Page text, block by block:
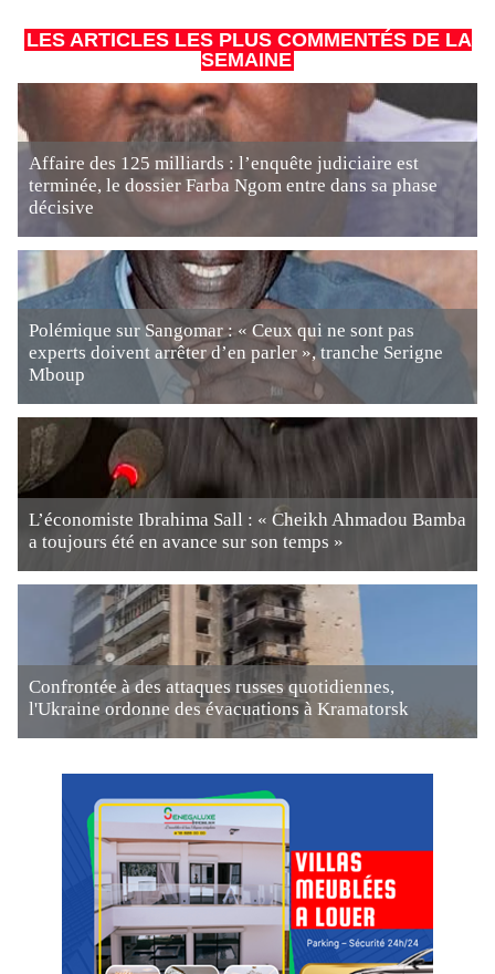
LES ARTICLES LES PLUS COMMENTÉS DE LA
SEMAINE
Affaire des 125 milliards : l’enquête judiciaire est
terminée, le dossier Farba Ngom entre dans sa phase
décisive
Polémique sur Sangomar : « Ceux qui ne sont pas
experts doivent arrêter d’en parler », tranche Serigne
Mboup
L’économiste Ibrahima Sall : « Cheikh Ahmadou Bamba
a toujours été en avance sur son temps »
Confrontée à des attaques russes quotidiennes,
l'Ukraine ordonne des évacuations à Kramatorsk